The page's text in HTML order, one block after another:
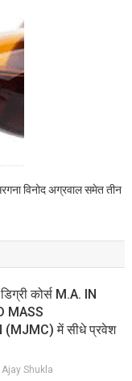
विनोद अग्रवाल समेत तीन
कोर्स M.A. IN
MASS
(MJMC) में सीधे प्रवेश
Ajay Shukla